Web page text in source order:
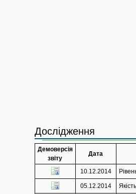
Дослідження
Демоверсія
звіту
Дата
10.12.2014
05.12.2014